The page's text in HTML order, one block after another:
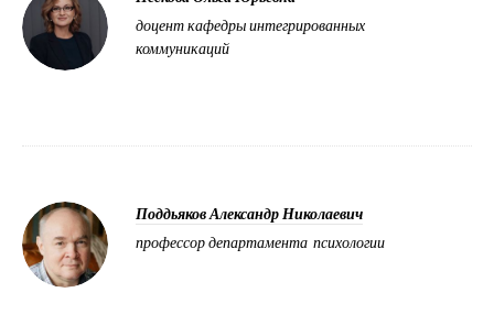
доцент кафедры интегрированных
коммуникаций
Поддьяков Александр Николаевич
профессор департамента психологии